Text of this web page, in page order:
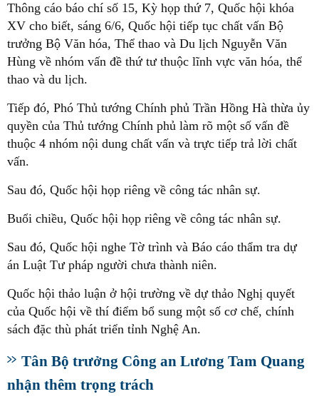
Thông cáo báo chí số 15, Kỳ họp thứ 7, Quốc hội khóa
XV cho biết, sáng 6/6, Quốc hội tiếp tục chất vấn Bộ
trưởng Bộ Văn hóa, Thể thao và Du lịch Nguyễn Văn
Hùng về nhóm vấn đề thứ tư thuộc lĩnh vực văn hóa, thể
thao và du lịch.
Tiếp đó, Phó Thủ tướng Chính phủ Trần Hồng Hà thừa ủy
quyền của Thủ tướng Chính phủ làm rõ một số vấn đề
thuộc 4 nhóm nội dung chất vấn và trực tiếp trả lời chất
vấn.
Sau đó, Quốc hội họp riêng về công tác nhân sự.
Buổi chiều, Quốc hội họp riêng về công tác nhân sự.
Sau đó, Quốc hội nghe Tờ trình và Báo cáo thẩm tra dự
án Luật Tư pháp người chưa thành niên.
Quốc hội thảo luận ở hội trường về dự thảo Nghị quyết
của Quốc hội về thí điểm bổ sung một số cơ chế, chính
sách đặc thù phát triển tỉnh Nghệ An.
Tân Bộ trưởng Công an Lương Tam Quang
nhận thêm trọng trách